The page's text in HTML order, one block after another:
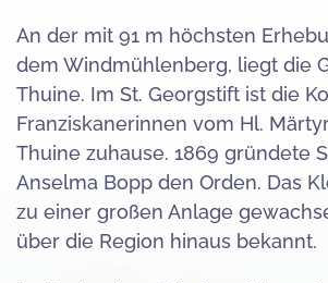
An der mit 91 m höchsten
dem Windmühlenberg, liegt die
Thuine. Im St. Georgstift ist die
Franziskanerinnen vom Hl.
Thuine zuhause. 1869 gründete
Anselma Bopp den Orden. Das
zu einer großen Anlage
über die Region hinaus bekannt.